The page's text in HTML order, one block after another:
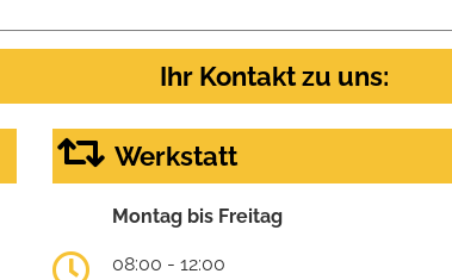
Ihr Kontakt zu uns:
Werkstatt
Montag bis Freitag
08:00 - 12:00